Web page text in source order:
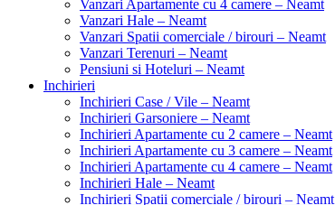
Vanzari Apartamente cu 4 camere – Neamt
Vanzari Hale – Neamt
Vanzari Spatii comerciale / birouri – Neamt
Vanzari Terenuri – Neamt
Pensiuni si Hoteluri – Neamt
Inchirieri
Inchirieri Case / Vile – Neamt
Inchirieri Garsoniere – Neamt
Inchirieri Apartamente cu 2 camere – Neamt
Inchirieri Apartamente cu 3 camere – Neamt
Inchirieri Apartamente cu 4 camere – Neamt
Inchirieri Hale – Neamt
Inchirieri Spatii comerciale / birouri – Neamt